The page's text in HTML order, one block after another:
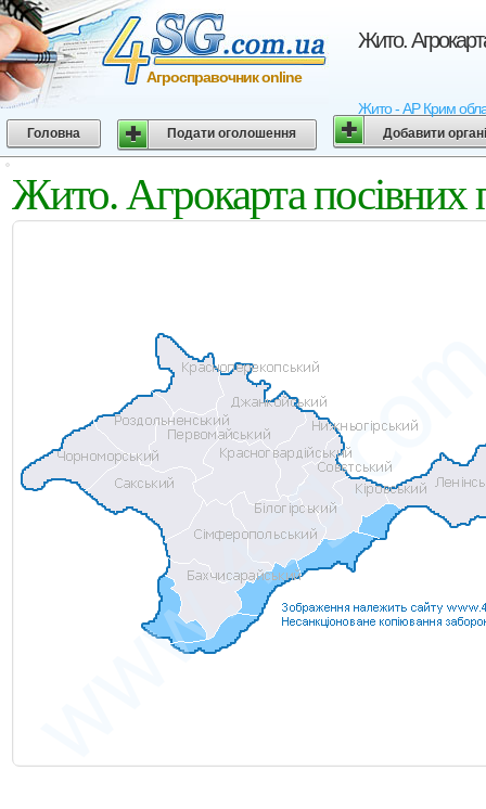
Жито.
Жито - АР Крим
Агросправочник online
Головна Подати оголошення Добавити
Жито. Агрокарта